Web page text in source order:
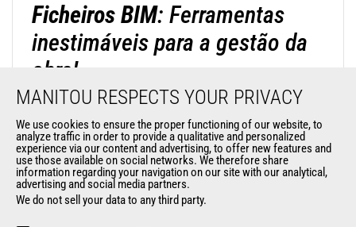
Ficheiros BIM: Ferramentas
inestimáveis para a gestão da
obra!
Verdadeira ferramenta de visualização 3D, os ficheiros
BIM da Manitou permitem-lhe integrar as nossas
máquinas nas suas maquetes digitais e pô-las em
prática em todas as suas aplicações de construção.
Cada objeto BIM contém os dados técnicos da máquina
(dimensões, peso, distância ao solo, etc.) para o ajudar a
MANITOU RESPECTS YOUR PRIVACY
We use cookies to ensure the proper functioning of our website, to
analyze traffic in order to provide a qualitative and personalized
experience via our content and advertising, to offer new features and
use those available on social networks. We therefore share
information regarding your navigation on our site with our analytical,
advertising and social media partners.
We do not sell your data to any third party.